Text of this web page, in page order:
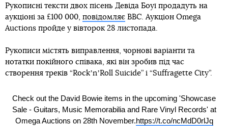
Рукописні тексти двох пісень Девіда Боуї продадуть на
аукціоні за £100 000, повідомляє ВВС. Аукціон Omega
Auctions пройде у вівторок 28 листопада.
Рукописи містять виправлення, чорнові варіанти та
нотатки покійного співака, які він зробив під час
створення треків “RockʼnʼRoll Suicide” і “Suffragette City”.
Check out the David Bowie items in the upcoming 'Showcase
Sale - Guitars, Music Memorabilia and Rare Vinyl Records' at
Omega Auctions on 28th November.https://t.co/ncMdD0rlJq